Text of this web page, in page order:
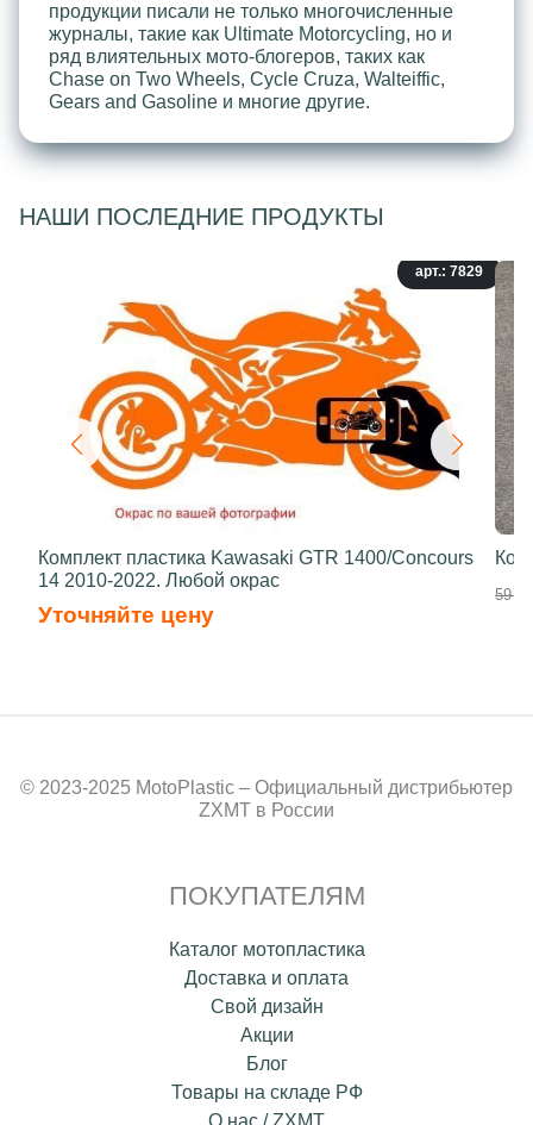
продукции писали не только многочисленные
журналы, такие как Ultimate Motorcycling, но и
ряд влиятельных мото-блогеров, таких как
Chase on Two Wheels, Cycle Cruza, Walteiffic,
Gears and Gasoline и многие другие.
НАШИ ПОСЛЕДНИЕ ПРОДУКТЫ
арт.: 7829
Комплект пластика Kawasaki GTR 1400/Concours
14 2010-2022. Любой окрас
Уточняйте цену
59
© 2023-2025 MotoPlastic – Официальный дистрибьютер
ZXMT в России
ПОКУПАТЕЛЯМ
Каталог мотопластика
Доставка и оплата
Свой дизайн
Акции
Блог
Товары на складе РФ
О нас / ZXMT